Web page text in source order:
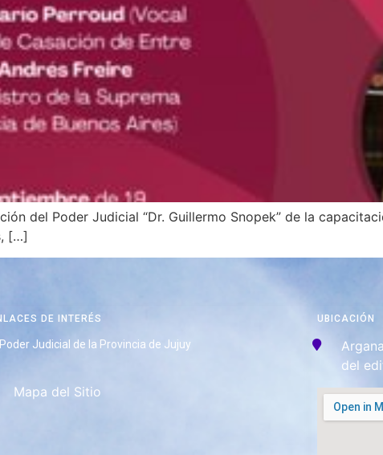
del Poder Judicial “Dr. Guillermo Snopek” de la
[…]
DE INTERÉS
Poder Judicial de la Provincia de Jujuy
Mapa del Sitio
UBICACIÓN
del